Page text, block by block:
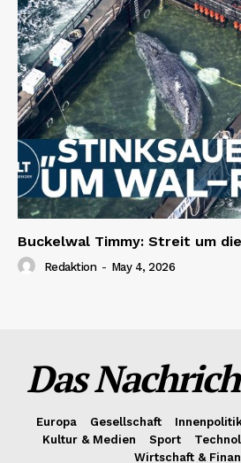
Buckelwal Timmy: Streit um
Redaktion - May 4, 2026
Das
Europa Gesellschaft
Kultur & Medien
Sport
Wirtschaft &